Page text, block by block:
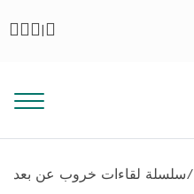
|
/سلسلة لقاءات خروب عن بعد